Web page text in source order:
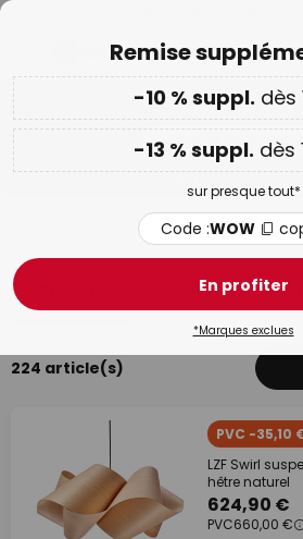
-10 % suppl. dès 109 € & -13 %
presque tout
Code : WOW
jusqu'à -70
LZF LAMPS
Plus
224 article(s)
PVC -35,10
LZF Swirl
hêtre naturel
624,90 €
PVC660,00 €
Remise
-10 % suppl. dès
-13 % suppl. dès
sur presque tout*
Code :WOW
En profiter
*Marques exclues